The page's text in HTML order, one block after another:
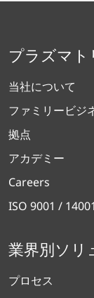
プラズマ
当社について
ファミリービジ
拠点
アカデミー
Careers
ISO 9001 / 14001
業界別ソリ
プロセス